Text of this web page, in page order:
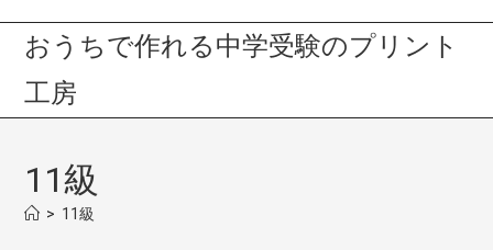
おうちで作れる中学受験のプリント
工房
11級
> 11級